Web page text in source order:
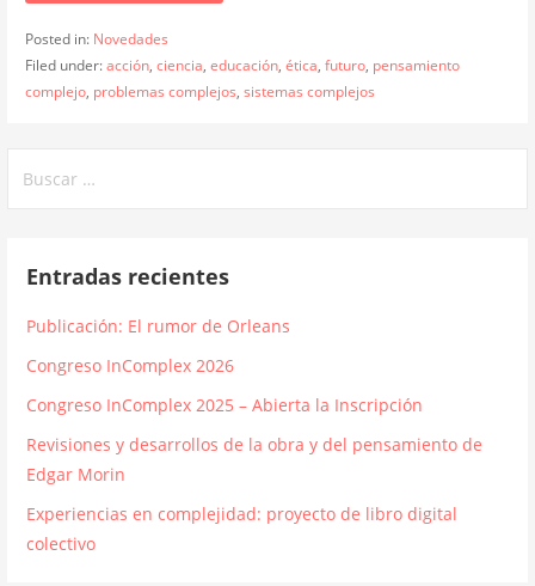
Posted in: Novedades
Filed under:acción, ciencia, educación, ética, futuro, pensamiento
complejo, problemas complejos, sistemas complejos
Entradas recientes
Publicación: El rumor de Orleans
Congreso InComplex 2026
Congreso InComplex 2025 – Abierta la Inscripción
Revisiones y desarrollos de la obra y del pensamiento de
Edgar Morin
Experiencias en complejidad: proyecto de libro digital
colectivo